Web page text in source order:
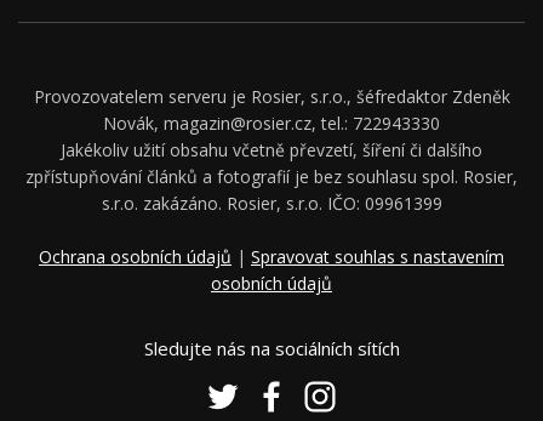
Provozovatelem serveru je Rosier, s.r.o., šéfredaktor Zdeněk
Novák, magazin@rosier.cz, tel.: 722943330
Jakékoliv užití obsahu včetně převzetí, šíření či dalšího
zpřístupňování článků a fotografií je bez souhlasu spol. Rosier,
s.r.o. zakázáno. Rosier, s.r.o. IČO: 09961399
Ochrana osobních údajů | Spravovat souhlas s nastavením
osobních údajů
Sledujte nás na sociálních sítích